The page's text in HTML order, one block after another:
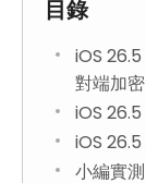
目錄
iOS
對端加密
iOS
iOS
小編實